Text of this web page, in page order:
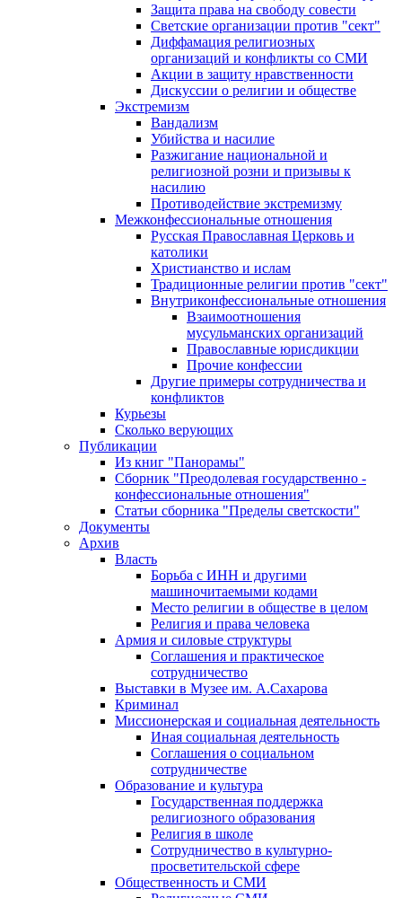
Защита права на свободу совести
Светские организации против "сект"
Диффамация религиозных
организаций и конфликты со СМИ
Акции в защиту нравственности
Дискуссии о религии и обществе
Экстремизм
Вандализм
Убийства и насилие
Разжигание национальной и
религиозной розни и призывы к
насилию
Противодействие экстремизму
Межконфессиональные отношения
Русская Православная Церковь и
католики
Христианство и ислам
Традиционные религии против "сект"
Внутриконфессиональные отношения
Взаимоотношения
мусульманских организаций
Православные юрисдикции
Прочие конфессии
Другие примеры сотрудничества и
конфликтов
Курьезы
Сколько верующих
Публикации
Из книг "Панорамы"
Сборник "Преодолевая государственно -
конфессиональные отношения"
Статьи сборника "Пределы светскости"
Документы
Архив
Власть
Борьба с ИНН и другими
машиночитаемыми кодами
Место религии в обществе в целом
Религия и права человека
Армия и силовые структуры
Соглашения и практическое
сотрудничество
Выставки в Музее им. А.Сахарова
Криминал
Миссионерская и социальная деятельность
Иная социальная деятельность
Соглашения о социальном
сотрудничестве
Образование и культура
Государственная поддержка
религиозного образования
Религия в школе
Сотрудничество в культурно-
просветительской сфере
Общественность и СМИ